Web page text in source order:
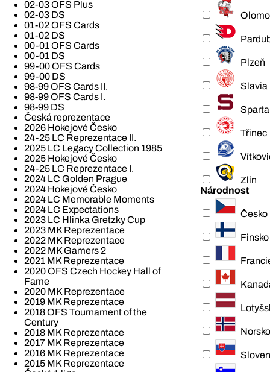
02-03 OFS Plus
02-03 DS
01-02 OFS Cards
01-02 DS
00-01 OFS Cards
00-01 DS
99-00 OFS Cards
99-00 DS
98-99 OFS Cards II.
98-99 OFS Cards I.
98-99 DS
Česká reprezentace
2026 Hokejové Česko
24-25 LC Reprezentace II.
2025 LC Legacy Collection 1985
2025 Hokejové Česko
24-25 LC Reprezentace I.
2024 LC Golden Prague
2024 Hokejové Česko
2024 LC Memorable Moments
2024 LC Expectations
2023 LC Hlinka Gretzky Cup
2023 MK Reprezentace
2022 MK Reprezentace
2022 MK Gamers 2
2021 MK Reprezentace
2020 OFS Czech Hockey Hall of
Fame
2020 MK Reprezentace
2019 MK Reprezentace
2018 OFS Tournament of the
Century
2018 MK Reprezentace
2017 MK Reprezentace
2016 MK Reprezentace
2015 MK Reprezentace
Plzeň
Slavia
Třinec
Zlín
Národnost
Česko
Finsko
Norsko